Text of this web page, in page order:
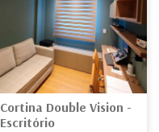
Cortina Double Vision -
Escritório